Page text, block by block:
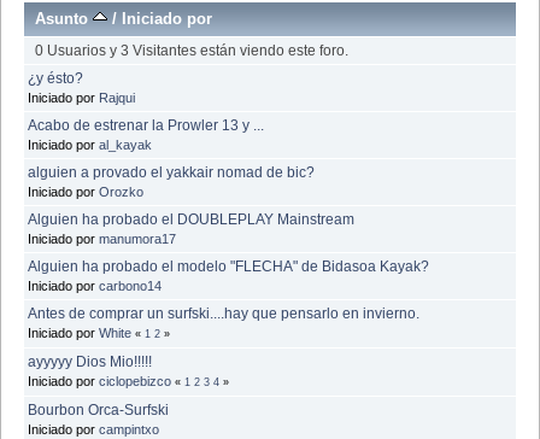
Asunto / Iniciado por
0 Usuarios y 3 Visitantes están viendo este foro.
¿y ésto?
Iniciado por Rajqui
Acabo de estrenar la Prowler 13 y ...
Iniciado por al_kayak
alguien a provado el yakkair nomad de bic?
Iniciado por Orozko
Alguien ha probado el DOUBLEPLAY Mainstream
Iniciado por manumora17
Alguien ha probado el modelo "FLECHA" de Bidasoa Kayak?
Iniciado por carbono14
Antes de comprar un surfski....hay que pensarlo en invierno.
Iniciado por White « 1 2 »
ayyyyy Dios Mio!!!!!
Iniciado por ciclopebizco « 1 2 3 4 »
Bourbon Orca-Surfski
Iniciado por campintxo